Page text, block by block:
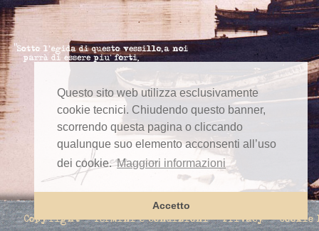
Questo sito web utilizza esclusivamente
cookie tecnici. Chiudendo questo banner,
scorrendo questa pagina o cliccando
qualunque suo elemento acconsenti all’uso
dei cookie.Maggiori informazioni
Accetto
Copyright Termini e condizioni Privacy Cookie